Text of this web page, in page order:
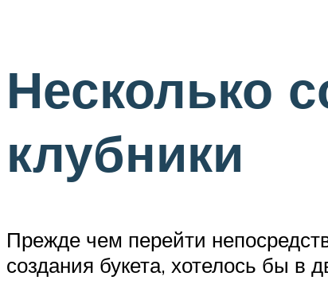
Несколько
клубники
Прежде чем перейти
создания букета, хотелось бы в